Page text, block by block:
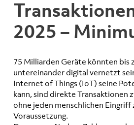
2025 –
75 Milliarden Geräte könnten bis
untereinander digital vernetzt
Internet of Things (IoT) seine
kann, sind direkte Transaktionen
ohne jeden menschlichen Eingriff
Voraussetzung.